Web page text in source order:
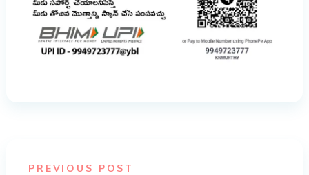
PREVIOUS POST